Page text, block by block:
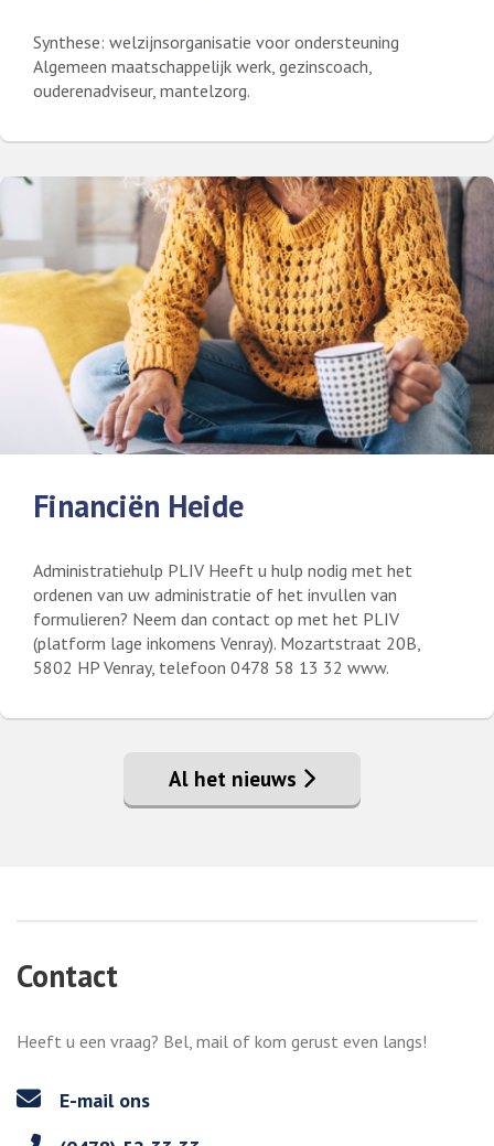
Synthese: welzijnsorganisatie voor ondersteuning
Algemeen maatschappelijk werk, gezinscoach,
ouderenadviseur, mantelzorg.
Financiën Heide
Administratiehulp PLIV Heeft u hulp nodig met het
ordenen van uw administratie of het invullen van
formulieren? Neem dan contact op met het PLIV
(platform lage inkomens Venray). Mozartstraat 20B,
5802 HP Venray, telefoon 0478 58 13 32 www.
Al het nieuws
Contact
Heeft u een vraag? Bel, mail of kom gerust even langs!
E-mail ons